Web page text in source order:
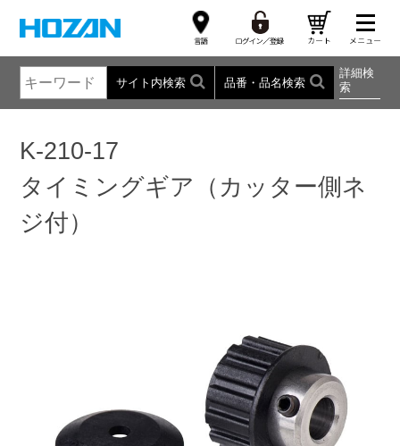
サイト内検索 品番・品名検索
詳細検
索
K-210-17
タイミングギア（カッター側ネ
ジ付）